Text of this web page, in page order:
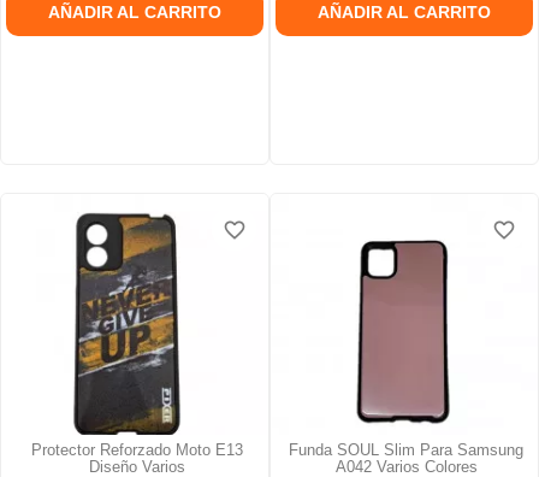
AÑADIR AL CARRITO AÑADIR AL CARRITO
Protector Reforzado Moto E13
Diseño Varios
favorite_border
favorite_border
favorite_border
Funda SOUL Slim Para Samsung
A042 Varios Colores
favorite_border
favorite_border
favorite_border